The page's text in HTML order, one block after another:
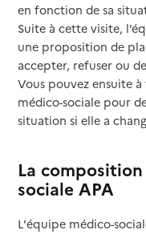
en fonction de sa
Suite à cette visite,
une proposition de
accepter, refuser ou
Vous pouvez ensuite
médico-sociale pour
situation si elle a
La
sociale APA
L'équipe médico-